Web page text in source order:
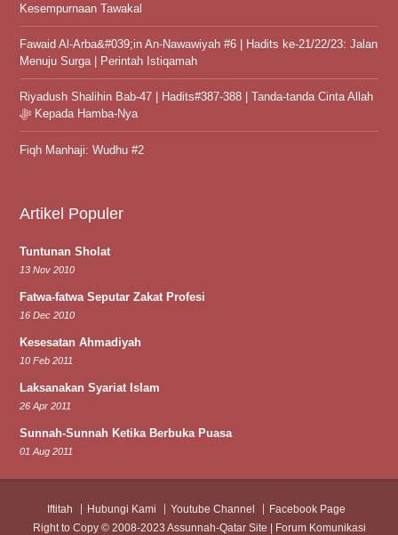
Kesempurnaan Tawakal
Fawaid Al-Arba&#039;in An-Nawawiyah #6 | Hadits ke-21/22/23: Jalan
Menuju Surga | Perintah Istiqamah
Riyadush Shalihin Bab-47 | Hadits#387-388 | Tanda-tanda Cinta Allah
ﷻ Kepada Hamba-Nya
Fiqh Manhaji: Wudhu #2
Artikel Populer
Tuntunan Sholat
13 Nov 2010
Fatwa-fatwa Seputar Zakat Profesi
16 Dec 2010
Kesesatan Ahmadiyah
10 Feb 2011
Laksanakan Syariat Islam
26 Apr 2011
Sunnah-Sunnah Ketika Berbuka Puasa
01 Aug 2011
Iftitah Hubungi Kami Youtube Channel
Facebook Page
Right to Copy © 2008-2023 Assunnah-Qatar Site | Forum Komunikasi